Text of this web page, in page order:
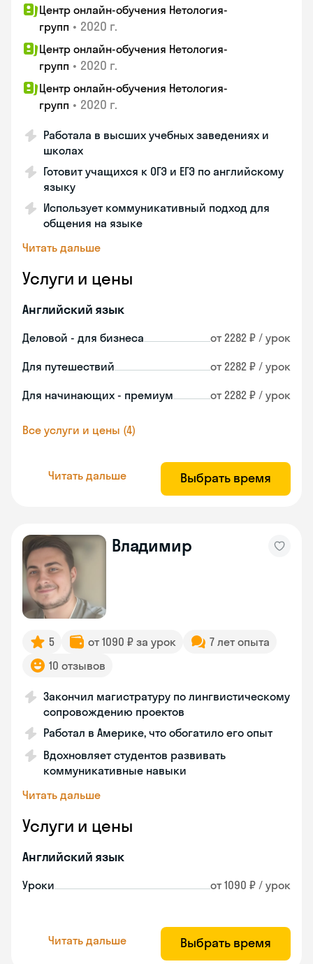
Центр онлайн-обучения Нетология-
групп • 2020 г.
Центр онлайн-обучения Нетология-
групп • 2020 г.
Центр онлайн-обучения Нетология-
групп • 2020 г.
Работала в высших учебных заведениях и
школах
Готовит учащихся к ОГЭ и ЕГЭ по английскому
языку
Использует коммуникативный подход для
общения на языке
Читать дальше
Услуги и цены
Английский язык
Деловой - для бизнеса от 2282 ₽ / урок
Для путешествий от 2282 ₽ / урок
Для начинающих - премиум от 2282 ₽ / урок
Все услуги и цены (4)
Читать дальше Выбрать время
Владимир
5 от 1090 ₽ за урок
7 лет опыта
10 отзывов
Закончил магистратуру по лингвистическому
сопровождению проектов
Работал в Америке, что обогатило его опыт
Вдохновляет студентов развивать
коммуникативные навыки
Читать дальше
Услуги и цены
Английский язык
Уроки от 1090 ₽ / урок
Читать дальше Выбрать время